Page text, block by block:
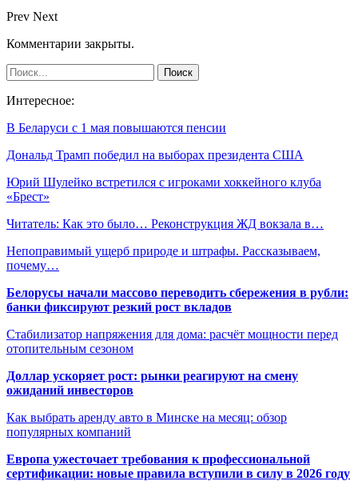
Prev Next
Комментарии закрыты.
Интересное:
В Беларуси с 1 мая повышаются пенсии
Дональд Трамп победил на выборах президента США
Юрий Шулейко встретился с игроками хоккейного клуба
«Брест»
Читатель: Как это было… Реконструкция ЖД вокзала в…
Непоправимый ущерб природе и штрафы. Рассказываем,
почему…
Белорусы начали массово переводить сбережения в рубли:
банки фиксируют резкий рост вкладов
Стабилизатор напряжения для дома: расчёт мощности перед
отопительным сезоном
Доллар ускоряет рост: рынки реагируют на смену
ожиданий инвесторов
Как выбрать аренду авто в Минске на месяц: обзор
популярных компаний
Европа ужесточает требования к профессиональной
сертификации: новые правила вступили в силу в 2026 году